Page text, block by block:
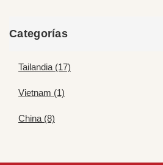
Categorías
Tailandia (17)
Vietnam (1)
China (8)